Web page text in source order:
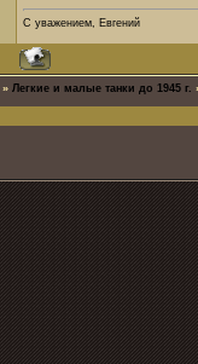
С уважением, Евгений
» Легкие и малые танки до 1945 г.